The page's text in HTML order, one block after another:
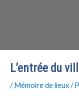
L’entrée du
/Mémoire de lieux/